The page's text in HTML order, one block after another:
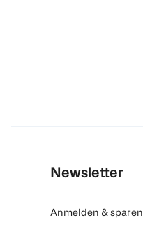
Newsletter
Anmelden & sparen